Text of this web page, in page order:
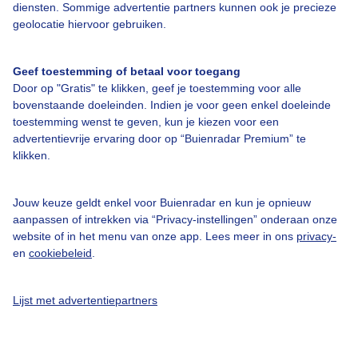
diensten. Sommige advertentie partners kunnen ook je precieze
geolocatie hiervoor gebruiken.
Geef toestemming of betaal voor toegang
Door op "Gratis" te klikken, geef je toestemming voor alle
bovenstaande doeleinden. Indien je voor geen enkel doeleinde
toestemming wenst te geven, kun je kiezen voor een
advertentievrije ervaring door op “Buienradar Premium” te
klikken.
Jouw keuze geldt enkel voor Buienradar en kun je opnieuw
aanpassen of intrekken via “Privacy-instellingen” onderaan onze
website of in het menu van onze app. Lees meer in ons privacy-
en cookiebeleid
Lijst met advertentiepartners
Over Buienradar
Veelgestelde vragen
Gebruikersvoorwaarden
Adverteren
Privacy beleid